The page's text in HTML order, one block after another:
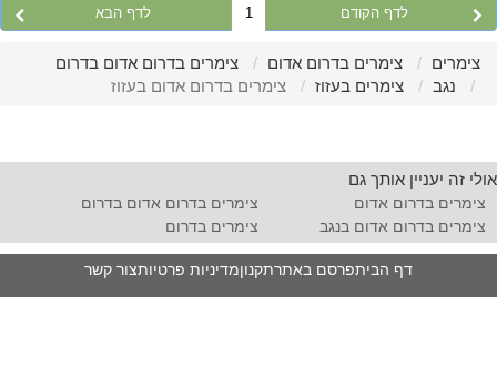
לדף הקודם 1 לדף הבא
צימרים צימרים בדרום אדום
צימרים בדרום אדום בדרום
נגב
צימרים בעזוז צימרים בדרום אדום בעזוז
אולי זה יעניין אותך גם
צימרים בדרום אדום
צימרים בדרום אדום בדרום
צימרים בדרום אדום בנגב
צימרים בדרום
דף הביתפרסם באתרתקנוןמדיניות פרטיותצור קשר